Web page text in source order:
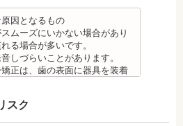
とがありますが、数日でおさ
また、冷たいものを飲んだと
」があらわれる場合がありま
で改善されます。長期間痛む
談しましょう。
いるパッチテストなどをうけ
因となるもの
ムーズにいかない場合があり
る場合が多いです。
しづらいことがあります。
矯正は、歯の表面に器具を装着
当たることで頬の内側に傷が
ったり、歯の移動に伴う痛み
スク